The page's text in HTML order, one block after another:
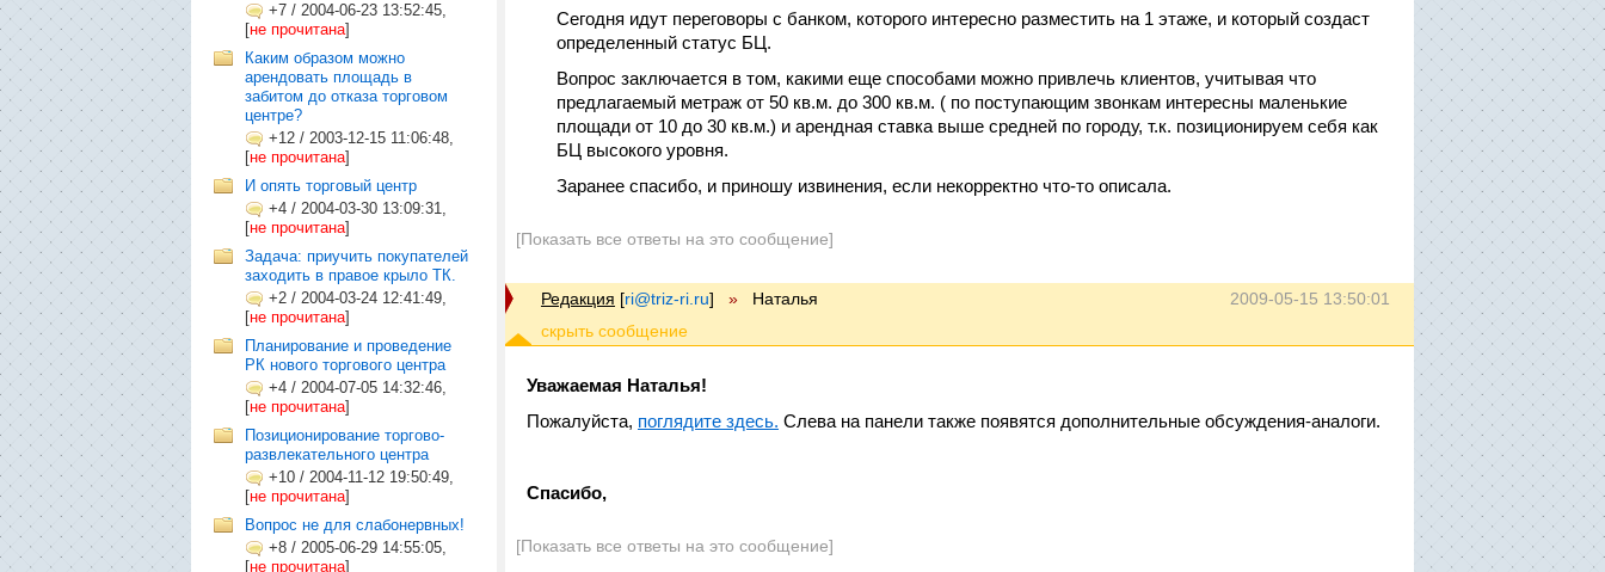
+7 / 2004-06-23 13:52:45,
[не прочитана]
Каким образом можно
арендовать площадь в
забитом до отказа торговом
центре?
+12 / 2003-12-15 11:06:48,
[не прочитана]
И опять торговый центр
+4 / 2004-03-30 13:09:31,
[не прочитана]
Задача: приучить покупателей
заходить в правое крыло ТК.
+2 / 2004-03-24 12:41:49,
[не прочитана]
Планирование и проведение
РК нового торгового центра
+4 / 2004-07-05 14:32:46,
[не прочитана]
Позиционирование торгово-
развлекательного центра
+10 / 2004-11-12 19:50:49,
[не прочитана]
Вопрос не для слабонервных!
+8 / 2005-06-29 14:55:05,
[не прочитана]
Сегодня идут переговоры с банком, которого интересно разместить на 1 этаже, и который создаст
определенный статус БЦ.
Вопрос заключается в том, какими еще способами можно привлечь клиентов, учитывая что
предлагаемый метраж от 50 кв.м. до 300 кв.м. ( по поступающим звонкам интересны маленькие
площади от 10 до 30 кв.м.) и арендная ставка выше средней по городу, т.к. позиционируем себя как
БЦ высокого уровня.
Заранее спасибо, и приношу извинения, если некорректно что-то описала.
[Показать все ответы на это сообщение]
2009-05-15 13:50:01
Редакция [ri@triz-ri.ru] » Наталья
Уважаемая Наталья!
Пожалуйста, поглядите здесь. Слева на панели также появятся дополнительные обсуждения-аналоги.
Спасибо,
[Показать все ответы на это сообщение]